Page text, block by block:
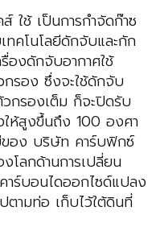
เป็นการกำจัดก๊าซ
คโนโลยีดักจับและกัก
องดักจับอากาศใช้
รอง ซึ่งจะใช้ดักจับ
กรองเต็ม ก็จะปิดรับ
ห้สูงขึ้นถึง 100 องศา
ของ บริษัท คาร์บฟิกซ์
โลกด้านการเปลี่ยน
าร์บอนไดออกไซด์แปลง
ตามท่อ เก็บไว้ใต้ดินที่